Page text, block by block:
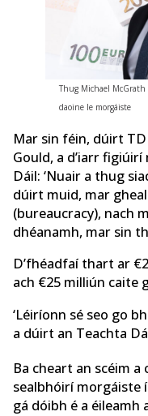
Thug Michael McGrath
daoine le morgáiste
Mar sin féin, dúirt
Gould, a d’iarr
Dáil: ‘Nuair a thug
dúirt muid, mar
(bureaucracy), nach
dhéanamh, mar sin
D’fhéadfaí thart ar
ach €25 milliún caite
‘Léiríonn sé seo go
a dúirt an Teachta
Ba cheart an scéim
sealbhóirí morgáiste
gá dóibh é a éileamh